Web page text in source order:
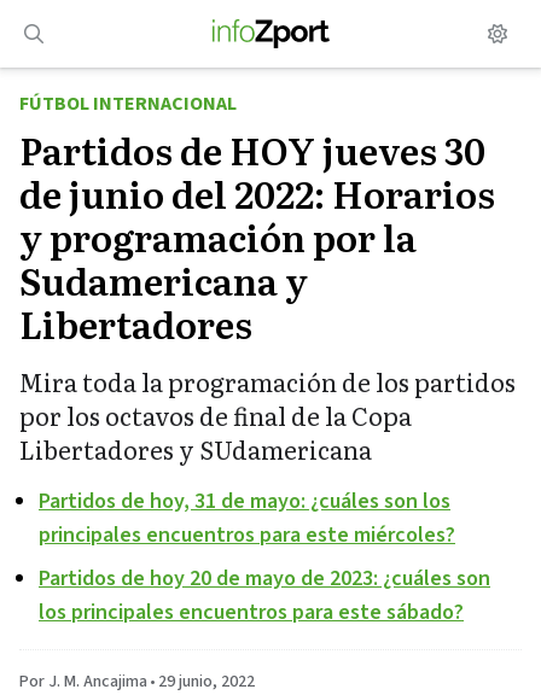
contenido
FÚTBOL INTERNACIONAL
Partidos de HOY jueves 30
de junio del 2022: Horarios
y programación por la
Sudamericana y
Libertadores
Mira toda la programación de los partidos
por los octavos de final de la Copa
Libertadores y SUdamericana
Partidos de hoy, 31 de mayo: ¿cuáles son los
principales encuentros para este miércoles?
Partidos de hoy 20 de mayo de 2023: ¿cuáles son
los principales encuentros para este sábado?
Por J. M. Ancajima • 29 junio, 2022